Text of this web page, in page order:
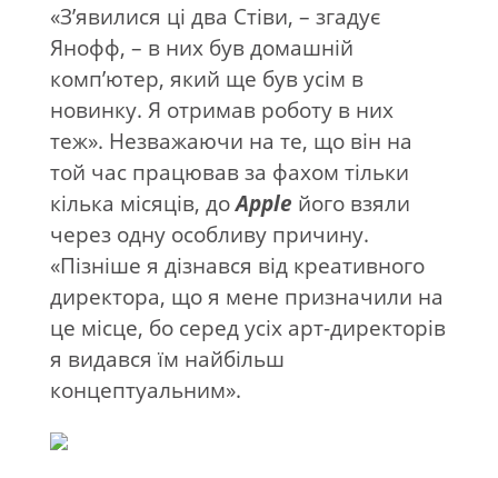
«З’явилися ці два Стіви, – згадує
Янофф, – в них був домашній
комп’ютер, який ще був усім в
новинку. Я отримав роботу в них
теж». Незважаючи на те, що він на
той час працював за фахом тільки
кілька місяців, доApple його взяли
через одну особливу причину.
«Пізніше я дізнався від креативного
директора, що я мене призначили на
це місце, бо серед усіх арт-директорів
я видався їм найбільш
концептуальним».